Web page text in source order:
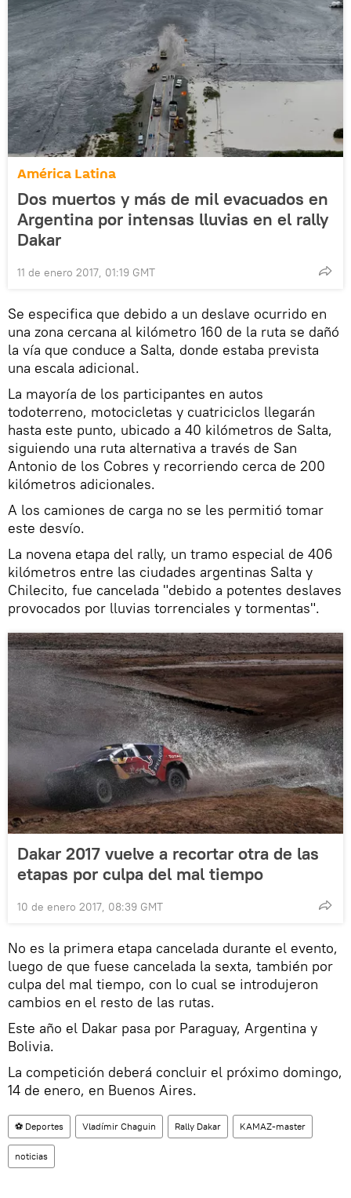
América Latina
Dos muertos y más de mil evacuados en
Argentina por intensas lluvias en el rally
Dakar
11 de enero 2017, 01:19 GMT
Se especifica que debido a un deslave ocurrido en
una zona cercana al kilómetro 160 de la ruta se dañó
la vía que conduce a Salta, donde estaba prevista
una escala adicional.
La mayoría de los participantes en autos
todoterreno, motocicletas y cuatriciclos llegarán
hasta este punto, ubicado a 40 kilómetros de Salta,
siguiendo una ruta alternativa a través de San
Antonio de los Cobres y recorriendo cerca de 200
kilómetros adicionales.
A los camiones de carga no se les permitió tomar
este desvío.
La novena etapa del rally, un tramo especial de 406
kilómetros entre las ciudades argentinas Salta y
Chilecito, fue cancelada "debido a potentes deslaves
provocados por lluvias torrenciales y tormentas".
Dakar 2017 vuelve a recortar otra de las
etapas por culpa del mal tiempo
10 de enero 2017, 08:39 GMT
No es la primera etapa cancelada durante el evento,
luego de que fuese cancelada la sexta, también por
culpa del mal tiempo, con lo cual se introdujeron
cambios en el resto de las rutas.
Este año el Dakar pasa por Paraguay, Argentina y
Bolivia.
La competición deberá concluir el próximo domingo,
14 de enero, en Buenos Aires.
⚽ Deportes Vladímir Chaguin Rally Dakar KAMAZ-master
noticias